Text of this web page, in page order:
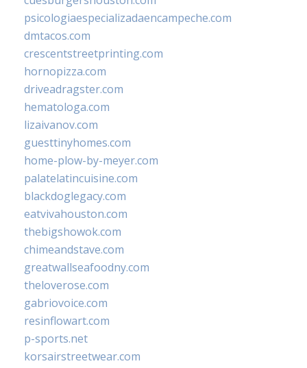
psicologiaespecializadaencampeche.com
dmtacos.com
crescentstreetprinting.com
hornopizza.com
driveadragster.com
hematologa.com
lizaivanov.com
guesttinyhomes.com
home-plow-by-meyer.com
palatelatincuisine.com
blackdoglegacy.com
eatvivahouston.com
thebigshowok.com
chimeandstave.com
greatwallseafoodny.com
theloverose.com
gabriovoice.com
resinflowart.com
p-sports.net
korsairstreetwear.com